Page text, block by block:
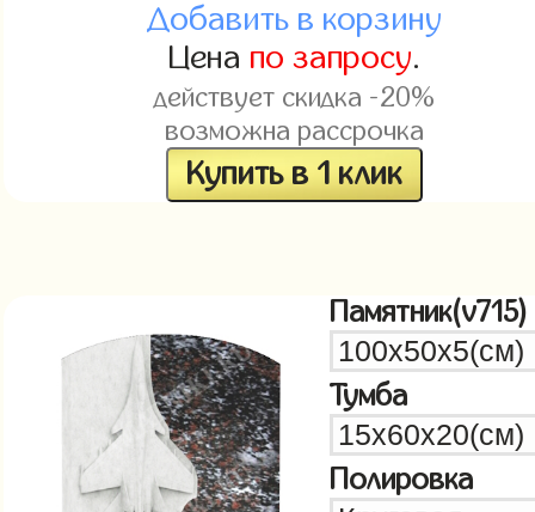
Добавить в корзину
Цена по запросу.
действует скидка -20%
возможна рассрочка
Купить в 1 клик
Памятник(v715)
Тумба
Полировка